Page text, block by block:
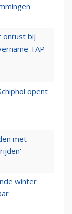
onrust bij
TAP
opent
met
winter